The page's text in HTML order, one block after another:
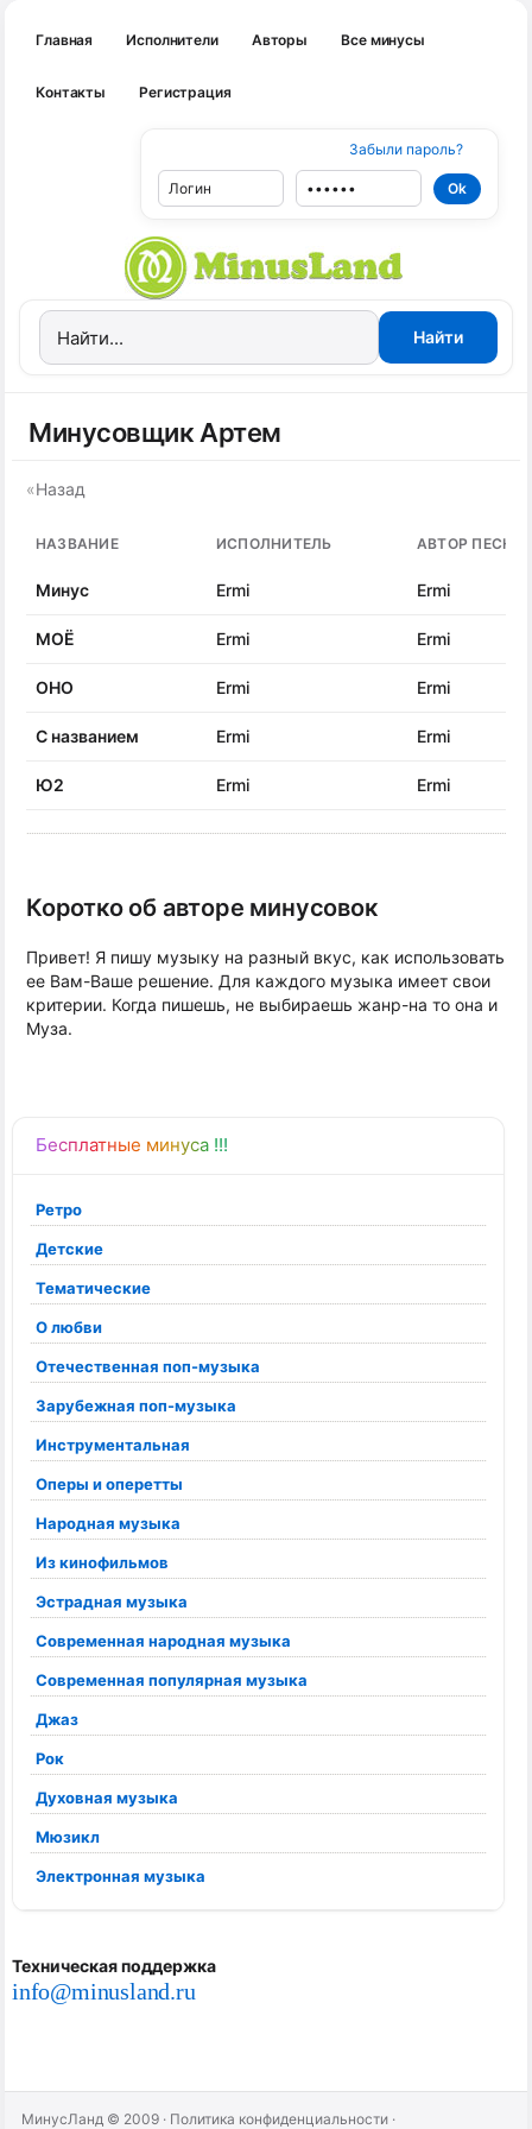
Главная Исполнители Авторы Все минусы
Контакты Регистрация
Забыли пароль?
Бесплатные минуса !!!
Ретро
Детские
Тематические
О любви
Отечественная поп-музыка
Зарубежная поп-музыка
Инструментальная
Оперы и оперетты
Народная музыка
Из кинофильмов
Эстрадная музыка
Современная народная музыка
Современная популярная музыка
Джаз
Рок
Духовная музыка
Мюзикл
Электронная музыка
Техническая поддержка
info@minusland.ru
Минусовщик Артем
«Назад
НАЗВАНИЕ ИСПОЛНИТЕЛЬ АВТОР ПЕСНИ
Минус Ermi Ermi
МОЁ Ermi Ermi
ОНО Ermi Ermi
С названием Ermi Ermi
Ю2 Ermi Ermi
Коротко об авторе минусовок
Привет! Я пишу музыку на разный вкус, как использовать
ее Вам-Ваше решение. Для каждого музыка имеет свои
критерии. Когда пишешь, не выбираешь жанр-на то она и
Муза.
МинусЛанд © 2009 · Политика конфиденциальности ·